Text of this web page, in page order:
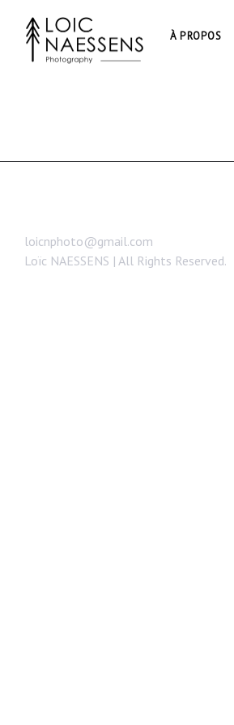
À PROPOS
loicnphoto@gmail.com
Loïc NAESSENS | All Rights Reserved.